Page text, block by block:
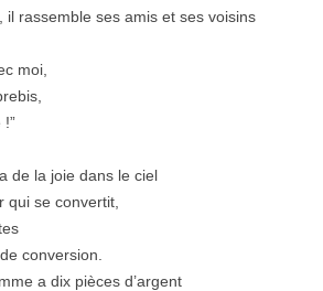
il rassemble ses amis et ses voisins
moi,
de la joie dans le ciel
qui se convertit,
conversion.
a dix pièces d’argent